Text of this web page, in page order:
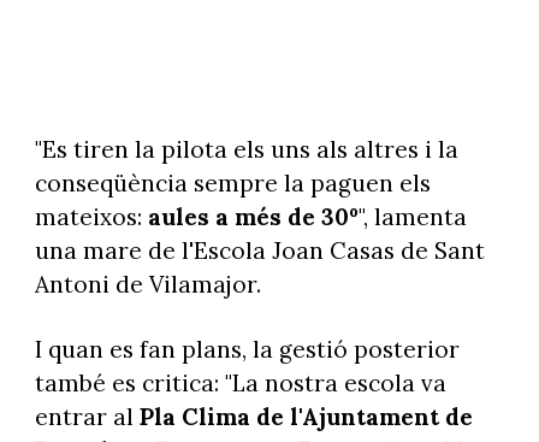
"Es tiren la pilota els uns als altres i la
conseqüència sempre la paguen els
mateixos: aules a més de 30º", lamenta
una mare de l'Escola Joan Casas de Sant
Antoni de Vilamajor.
I quan es fan plans, la gestió posterior
també es critica: "La nostra escola va
entrar al Pla Clima de l'Ajuntament de